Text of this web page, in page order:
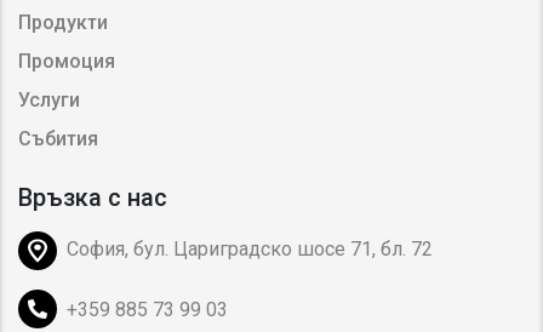
Продукти
Промоция
Услуги
Събития
Връзка с нас
София, бул. Цариградско шосе 71, бл. 72
+359 885 73 99 03